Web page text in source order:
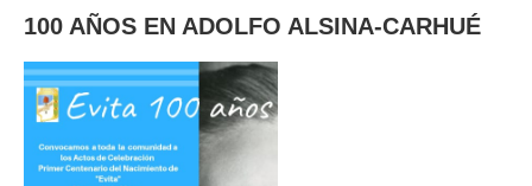
100 AÑOS EN ADOLFO ALSINA-CARHUÉ